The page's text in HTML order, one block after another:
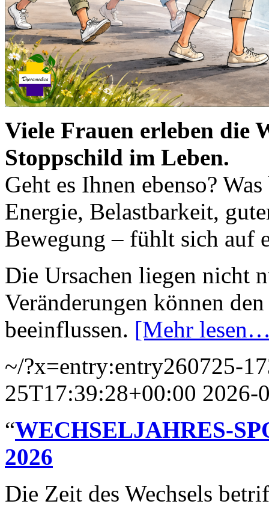
Viele Frauen erleben die
Stoppschild im Leben.
Geht es Ihnen ebenso?
Energie, Belastbarkeit,
Bewegung – fühlt sich auf
Die Ursachen liegen nicht
Veränderungen können
beeinflussen. [Mehr
~/?x=entry:entry260725-
25T17:39:28+00:00 2026-
“WECHSELJAHRES-
2026
Die Zeit des Wechsels